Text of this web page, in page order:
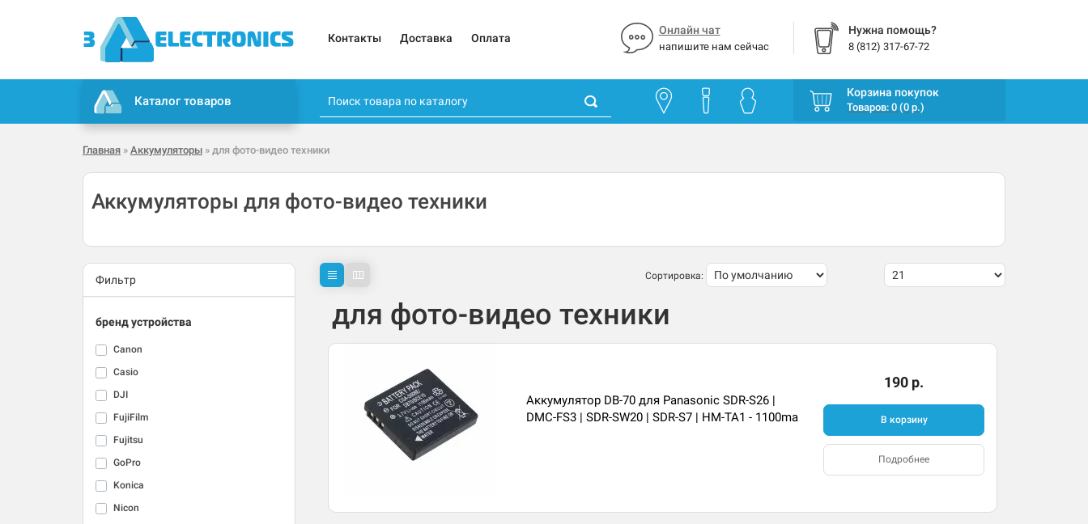
Контакты Доставка Оплата
Онлайн чат
напишите нам сейчас
Нужна помощь?
8 (812) 317-67-72
Каталог товаров
Корзина покупок
Товаров: 0 (0 р.)
Главная » Аккумуляторы » для фото-видео техники
Аккумуляторы для фото-видео техники
Фильтр
бренд устройства
Canon
Casio
DJI
FujiFilm
Fujitsu
GoPro
Konica
Nicon
Сортировка:
для фото-видео техники
Аккумулятор DB-70 для Panasonic SDR-S26 |
DMC-FS3 | SDR-SW20 | SDR-S7 | HM-TA1 - 1100ma
190 р.
В корзину
Подробнее